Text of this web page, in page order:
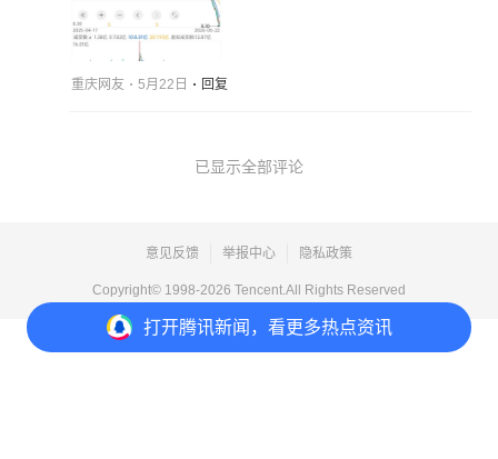
打开腾讯新闻，看更多热点资讯
重庆网友 5月22日 回复
已显示全部评论
意见反馈 举报中心 隐私政策
Copyright© 1998-2026 Tencent.All Rights Reserved